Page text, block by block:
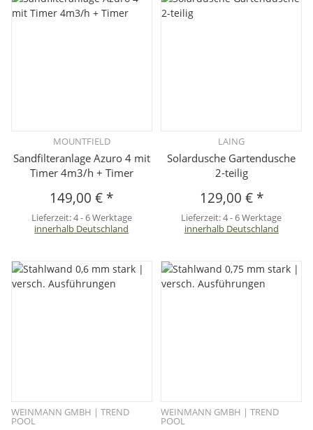
MOUNTFIELD
Sandfilteranlage Azuro 4 mit
Timer 4m3/h + Timer
149,00 € *
Lieferzeit:4 - 6 Werktage
innerhalb Deutschland
LAING
Solardusche Gartendusche
2-teilig
129,00 € *
Lieferzeit:4 - 6 Werktage
innerhalb Deutschland
WEINMANN GMBH | TREND
POOL
WEINMANN GMBH | TREND
POOL